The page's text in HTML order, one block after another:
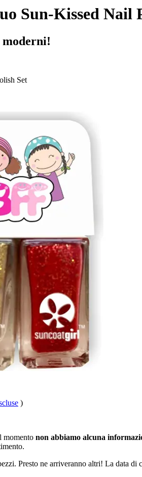
Sun-Kissed Nail
Set
)
momento non abbiamo alcuna
Presto ne arriveranno altri! La data